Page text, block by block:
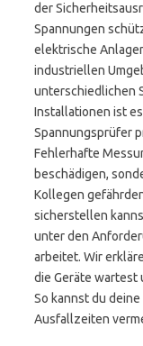
der
Spannungen
elektrische
industriellen
unterschiedlichen
Installationen ist
Spannungsprüfer
Fehlerhafte
beschädigen,
Kollegen
sicherstellen
unter den
arbeitet. Wir
die Geräte wartest
So kannst du
Ausfallzeiten